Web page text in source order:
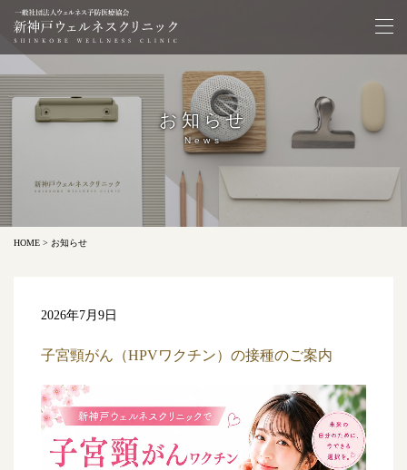
お知らせ
News
HOME > お知らせ
2026年7月9日
子宮頸がん（HPVワクチン）の接種のご案内